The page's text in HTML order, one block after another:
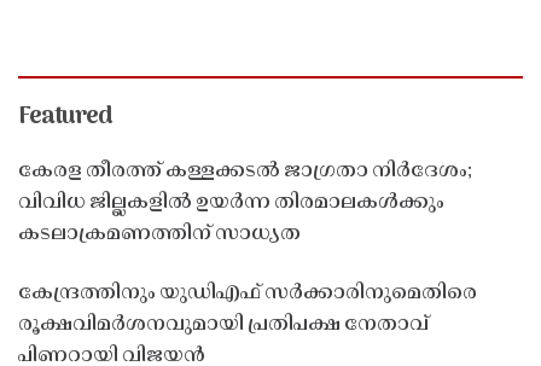
Featured
കേരള തീരത്ത് കള്ളക്കടൽ ജാഗ്രതാ നിർദേശം;
വിവിധ ജില്ലകളിൽ ഉയർന്ന തിരമാലകൾക്കും
കടലാക്രമണത്തിന് സാധ്യത
കേന്ദ്രത്തിനും യുഡിഎഫ് സർക്കാരിനുമെതിരെ
രൂക്ഷവിമർശനവുമായി പ്രതിപക്ഷ നേതാവ്
പിണറായി വിജയൻ